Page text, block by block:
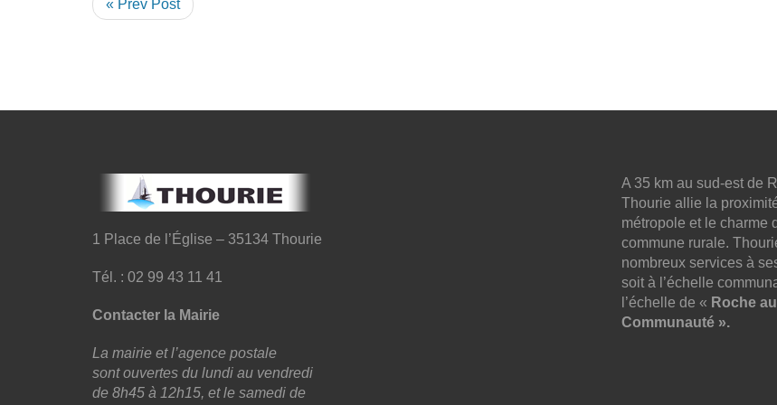
« Prev Post
1 Place de l’Église – 35134 Thourie
Tél. : 02 99 43 11 41
Contacter la Mairie
La mairie et l’agence postale
sont ouvertes du lundi au vendredi
de 8h45 à 12h15, et le samedi de
A 35 km au sud-est de
Thourie allie la
métropole et le charme
commune rurale.
nombreux services à
soit à l’échelle
l’échelle de « Roche
Communauté ».